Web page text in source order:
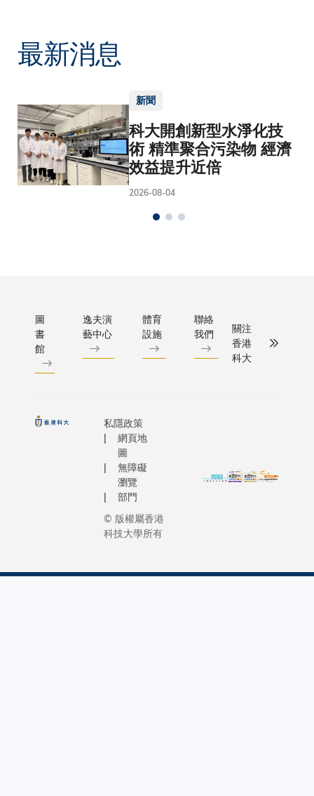
最新消息
新聞
科大開創新型水淨化技
術 精準聚合污染物 經濟
效益提升近倍
2026-08-04
圖
書
館
逸夫演
藝中心
體育
設施
聯絡
我們
關注
香港
科大
私隱政策
網頁地
圖
無障礙
瀏覽
部門
© 版權屬香港
科技大學所有